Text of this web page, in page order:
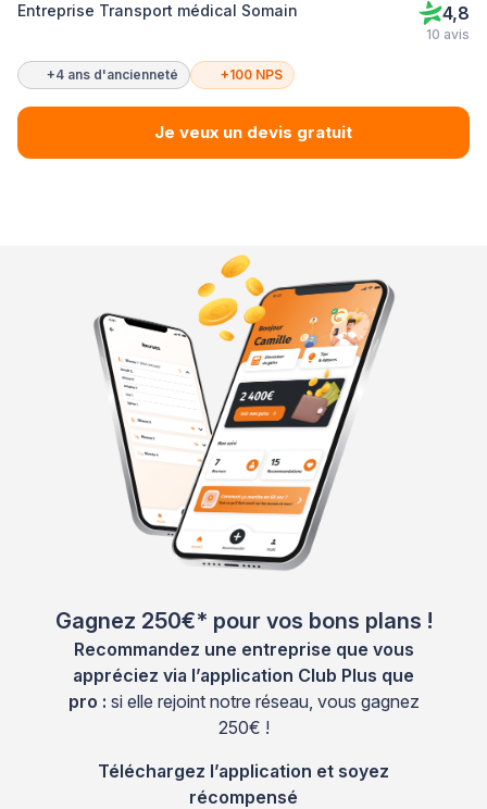
Entreprise Transport médical Somain 4,8
10 avis
+4 ans d'ancienneté +100 NPS
Je veux un devis gratuit
Gagnez 250€* pour vos bons plans !
Recommandez une entreprise que vous
appréciez via l’application Club Plus que
pro : si elle rejoint notre réseau, vous gagnez
250€ !
Téléchargez l’application et soyez
récompensé